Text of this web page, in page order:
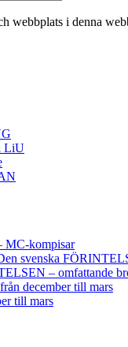
webbplats i denna
LiU
MC-kompisar
svenska
– omfattande
december till mars
till mars